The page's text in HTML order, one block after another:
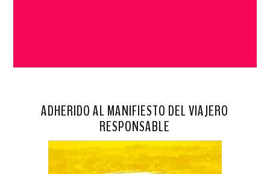
ADHERIDO AL MANIFIESTO DEL VIAJERO
RESPONSABLE